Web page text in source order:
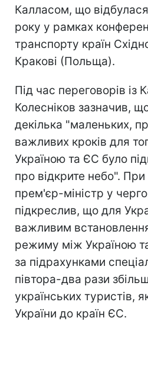
Калласом, що
року у рамках
транспорту країн
Кракові (Польща).
Під час переговорів із
Колесніков зазначив,
декілька "маленьких,
важливих кроків для
Україною та ЄС було
про відкрите небо".
прем'єр-міністр у
підкреслив, що для
важливим
режиму між Україною
за підрахунками
півтора-два рази
українських туристів,
України до країн ЄС.